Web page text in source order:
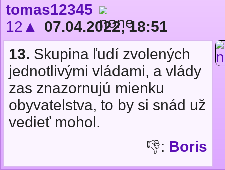
tomas12345
12▲
07.04.2022, 18:51
13. Skupina ľudí zvolených
jednotlivými vládami, a vlády
zas znazornujú mienku
obyvatelstva, to by si snád už
vedieť mohol.
👎: Boris